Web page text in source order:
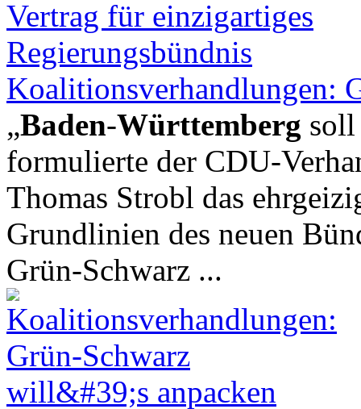
Koalitionsverhandlungen:
„Baden-Württemberg soll
formulierte der CDU-
Thomas Strobl das
Grundlinien des neuen
Grün-Schwarz ...